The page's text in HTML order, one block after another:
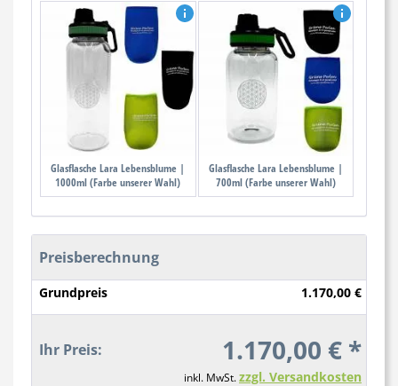
Glasflasche Lara Lebensblume |
1000ml (Farbe unserer Wahl)
Glasflasche Lara Lebensblume |
700ml (Farbe unserer Wahl)
Preisberechnung
Grundpreis 1.170,00 €
Ihr Preis: 1.170,00 € *
inkl. MwSt.zzgl. Versandkosten